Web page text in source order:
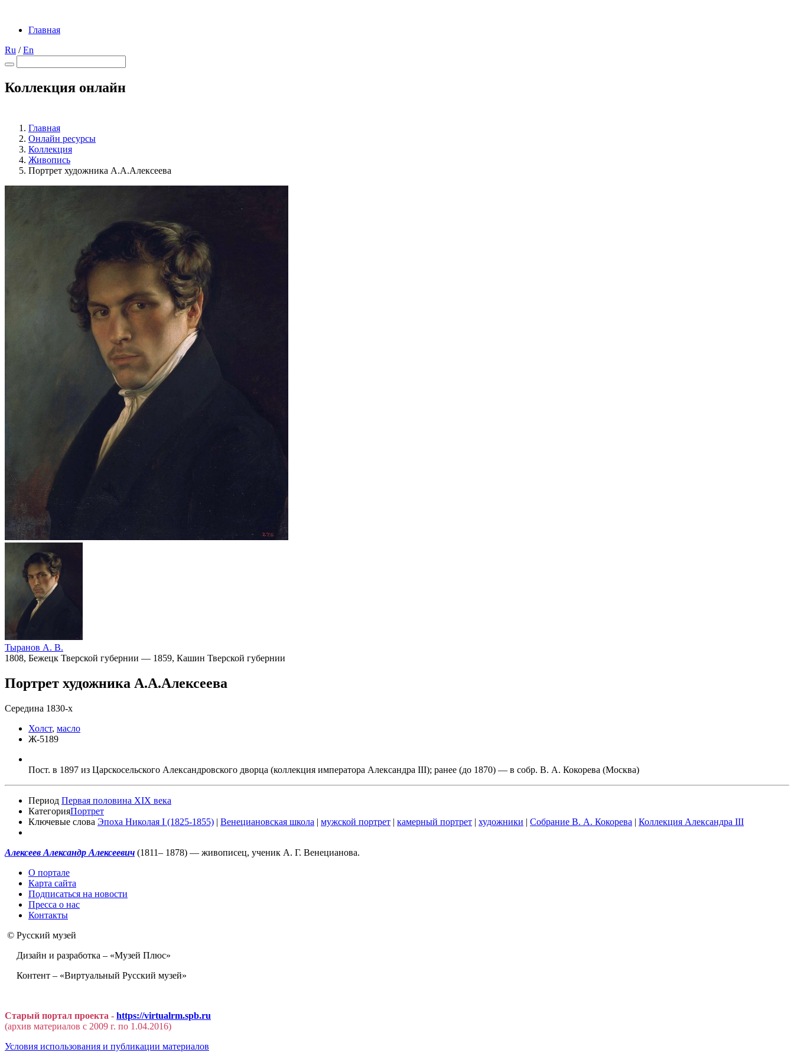
Главная
Ru /En
Коллекция онлайн
Главная
Онлайн ресурсы
Коллекция
Живопись
Портрет художника А.А.Алексеева
Тыранов А. В.
1808, Бежецк Тверской губернии — 1859, Кашин Тверской губернии
Портрет художника А.А.Алексеева
Середина 1830-х
Холст, масло
Ж-5189
Пост. в 1897 из Царскосельского Александровского дворца (коллекция императора Александра III); ранее (до 1870) — в собр. В. А. Кокорева (Москва)
Период Первая половина XIX века
КатегорияПортрет
Ключевые слова Эпоха Николая I (1825-1855) | Венециановская школа | мужской портрет | камерный портрет | художники | Собрание В. А. Кокорева | Коллекция Александра III
Алексеев Александр Алексеевич (1811– 1878) — живописец, ученик А. Г. Венецианова.
О портале
Карта сайта
Подписаться на новости
Пресса о нас
Контакты
© Русский музей
Дизайн и разработка – «Музей Плюс»
Контент – «Виртуальный Русский музей»
Старый портал проекта - https://virtualrm.spb.ru
(архив материалов с 2009 г. по 1.04.2016)
Условия использования и публикации материалов